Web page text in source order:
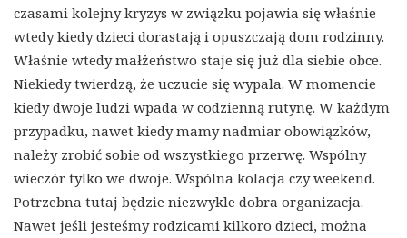
czasami kolejny kryzys w związku pojawia się właśnie
wtedy kiedy dzieci dorastają i opuszczają dom rodzinny.
Właśnie wtedy małżeństwo staje się już dla siebie obce.
Niekiedy twierdzą, że uczucie się wypala. W momencie
kiedy dwoje ludzi wpada w codzienną rutynę. W każdym
przypadku, nawet kiedy mamy nadmiar obowiązków,
należy zrobić sobie od wszystkiego przerwę. Wspólny
wieczór tylko we dwoje. Wspólna kolacja czy weekend.
Potrzebna tutaj będzie niezwykle dobra organizacja.
Nawet jeśli jesteśmy rodzicami kilkoro dzieci, można